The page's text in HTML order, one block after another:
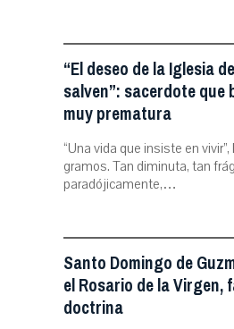
“El deseo de la Iglesia
salven”: sacerdote que
muy prematura
“Una vida que insiste en
gramos. Tan diminuta, tan
paradójicamente,…
Santo Domingo de
el Rosario de la Virgen,
doctrina